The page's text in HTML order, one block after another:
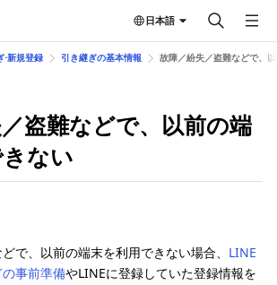
日本語
⋅新規登録 引き継ぎの基本情報 故障／紛失／盗難などで、
盗難などで、以前の端
ない
で、以前の端末を利用できない場合、 LINE
事前準備やLINEに登録していた登録情報を